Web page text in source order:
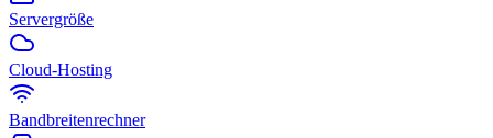
Servergröße
Cloud-Hosting
Bandbreitenrechner